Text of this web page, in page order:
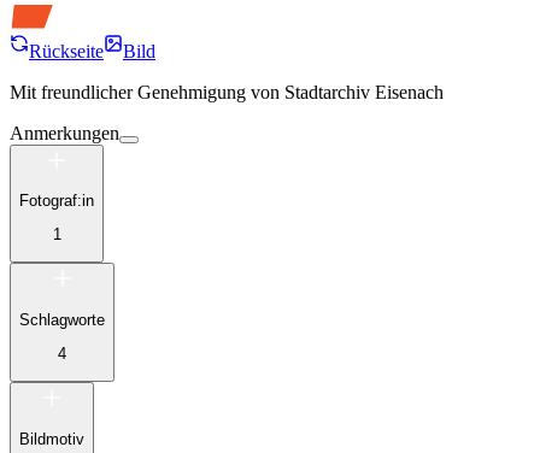
Rückseite
Bild
Mit freundlicher Genehmigung von Stadtarchiv Eisenach
Anmerkungen
Fotograf:in
1
Schlagworte
4
Bildmotiv